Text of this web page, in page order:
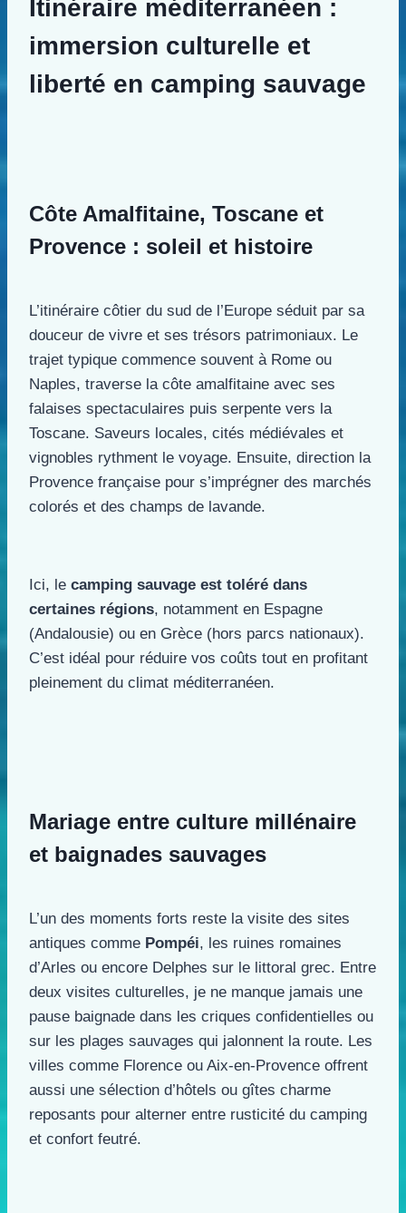
Itinéraire méditerranéen :
immersion culturelle et
liberté en camping sauvage
Côte Amalfitaine, Toscane et
Provence : soleil et histoire
L’itinéraire côtier du sud de l’Europe séduit par sa
douceur de vivre et ses trésors patrimoniaux. Le
trajet typique commence souvent à Rome ou
Naples, traverse la côte amalfitaine avec ses
falaises spectaculaires puis serpente vers la
Toscane. Saveurs locales, cités médiévales et
vignobles rythment le voyage. Ensuite, direction la
Provence française pour s’imprégner des marchés
colorés et des champs de lavande.
Ici, le camping sauvage est toléré dans
certaines régions, notamment en Espagne
(Andalousie) ou en Grèce (hors parcs nationaux).
C’est idéal pour réduire vos coûts tout en profitant
pleinement du climat méditerranéen.
Mariage entre culture millénaire
et baignades sauvages
L’un des moments forts reste la visite des sites
antiques comme Pompéi, les ruines romaines
d’Arles ou encore Delphes sur le littoral grec. Entre
deux visites culturelles, je ne manque jamais une
pause baignade dans les criques confidentielles ou
sur les plages sauvages qui jalonnent la route. Les
villes comme Florence ou Aix-en-Provence offrent
aussi une sélection d’hôtels ou gîtes charme
reposants pour alterner entre rusticité du camping
et confort feutré.